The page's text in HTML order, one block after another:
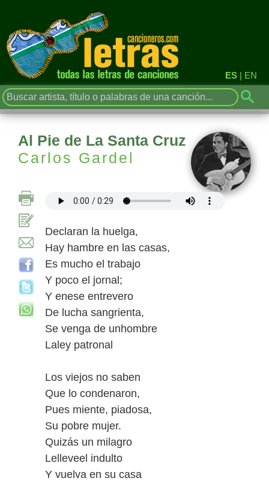
ES | EN
Al Pie de La Santa Cruz
Carlos Gardel
Declaran la huelga,
Hay hambre en las casas,
Es mucho el trabajo
Y poco el jornal;
Y enese entrevero
De lucha sangrienta,
Se venga de unhombre
Laley patronal
Los viejos no saben
Que lo condenaron,
Pues miente, piadosa,
Su pobre mujer.
Quizás un milagro
Lelleveel indulto
Y vuelva en su casa